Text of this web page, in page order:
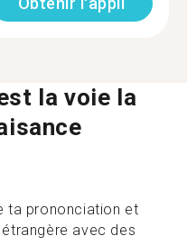
la voie la
ta prononciation et
avec des